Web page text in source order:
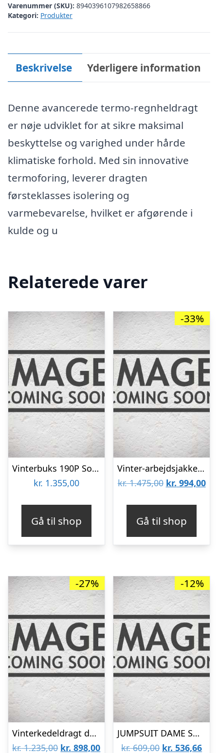
Varenummer (SKU): 8940396107982658866
Kategori: Produkter
Beskrivelse Yderligere information
Denne avancerede termo-regnheldragt
er nøje udviklet for at sikre maksimal
beskyttelse og varighed under hårde
klimatiske forhold. Med sin innovative
termoforing, leverer dragten
førsteklasses isolering og
varmebevarelse, hvilket er afgørende i
kulde og u
Relaterede varer
Vinterbuks 190P Sort Str. XS
kr. 1.355,00
Gå til shop
-33%
Vinter-arbejdsjakke stretch 186100 sort Str. XS
kr.1.475,00 Den
kr. 1.475,00.
kr. 994,00
kr.
Gå til shop
-27%
Vinterkedeldragt damemodel 088002W grå/sort Str. XS
kr.1.235,00 Den
kr. 898,00Den
-12%
JUMPSUIT DAME SORT XS
kr.609,00 Den
kr. 536,66Den